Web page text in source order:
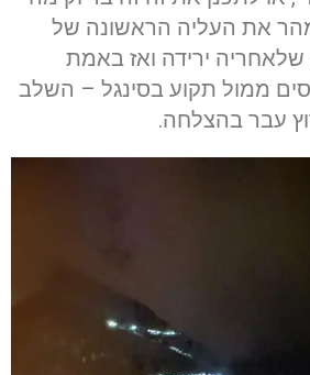
את העליה הראשונה של
שלאחריה ירידה ואז באמת
ממול תקוע בסינגל – השלב
עבר בהצלחה.